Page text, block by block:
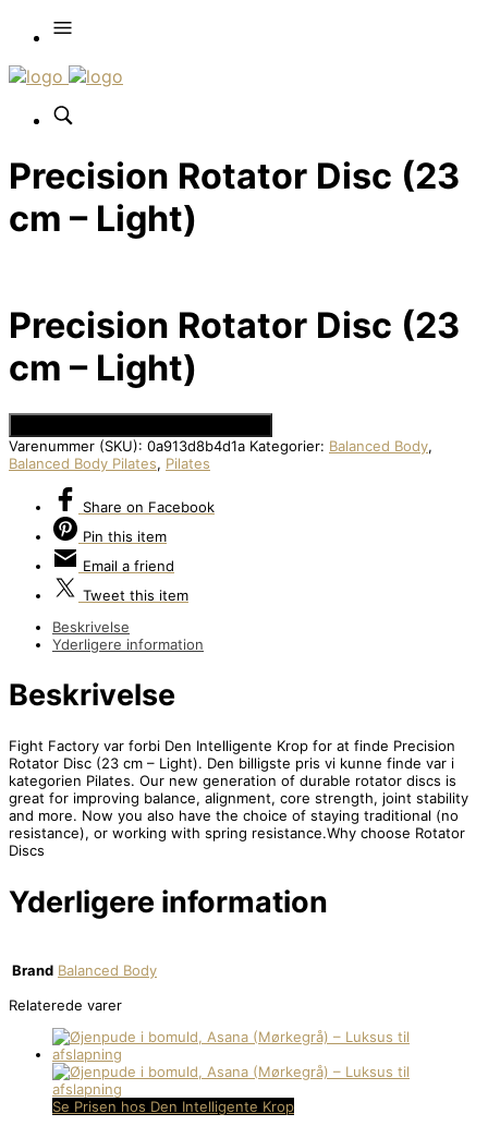
Precision Rotator Disc (23
cm – Light)
Precision Rotator Disc (23
cm – Light)
Varenummer (SKU): 0a913d8b4d1a Kategorier: Balanced Body,
Balanced Body Pilates, Pilates
Share on Facebook
Pin this item
Email a friend
Tweet this item
Beskrivelse
Yderligere information
Beskrivelse
Fight Factory var forbi Den Intelligente Krop for at finde Precision
Rotator Disc (23 cm – Light). Den billigste pris vi kunne finde var i
kategorien Pilates. Our new generation of durable rotator discs is
great for improving balance, alignment, core strength, joint stability
and more. Now you also have the choice of staying traditional (no
resistance), or working with spring resistance.Why choose Rotator
Discs
Yderligere information
Brand Balanced Body
Relaterede varer
Se Prisen hos Den Intelligente Krop